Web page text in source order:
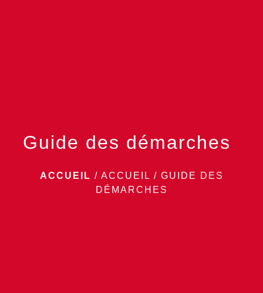
Guide des démarches
ACCUEIL / ACCUEIL / GUIDE DES
DÉMARCHES